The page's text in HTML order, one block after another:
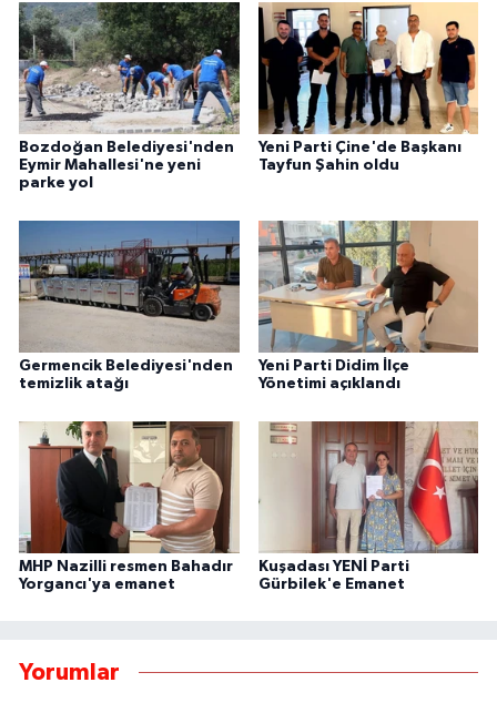
Bozdoğan Belediyesi'nden
Eymir Mahallesi'ne yeni
parke yol
Yeni Parti Çine'de Başkanı
Tayfun Şahin oldu
Germencik Belediyesi'nden
temizlik atağı
Yeni Parti Didim İlçe
Yönetimi açıklandı
MHP Nazilli resmen Bahadır
Yorgancı'ya emanet
Kuşadası YENİ Parti
Gürbilek'e Emanet
Yorumlar